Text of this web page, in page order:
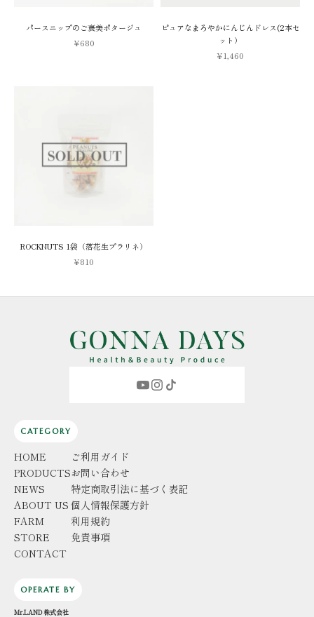
パースニップのご褒美ポタージュ
セール価格
¥680
ピュアなまろやかにんじんドレス(2本セ
ット）
セール価格
¥1,460
ROCKNUTS 1袋（落花生プラリネ）
セール価格
¥810
CATEGORY
HOME
PRODUCTS
NEWS
ABOUT US
FARM
STORE
CONTACT
ご利用ガイド
お問い合わせ
特定商取引法に基づく表記
個人情報保護方針
利用規約
免責事項
OPERATE BY
Mr.LAND 株式会社